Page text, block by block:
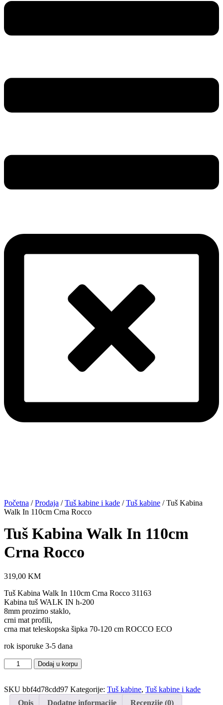
Početna /Prodaja /Tuš kabine i kade /Tuš kabine / Tuš Kabina
Walk In 110cm Crna Rocco
Tuš Kabina Walk In 110cm
Crna Rocco
319,00 KM
Tuš Kabina Walk In 110cm Crna Rocco 31163
Kabina tuš WALK IN h-200
8mm prozirno staklo,
crni mat profili,
crna mat teleskopska šipka 70-120 cm ROCCO ECO
rok isporuke 3-5 dana
Kabina
In
110cm
Dodaj u korpu
SKU bbf4d78cdd97 Kategorije: Tuš kabine, Tuš kabine i kade
Opis
Dodatne informacije Recenzije (0)